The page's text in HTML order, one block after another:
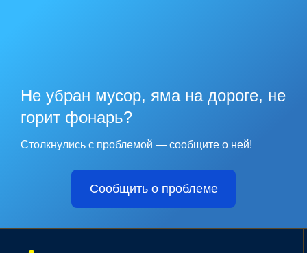
Не убран мусор, яма на дороге, не
горит фонарь?
Столкнулись с проблемой — сообщите о ней!
Сообщить о проблеме